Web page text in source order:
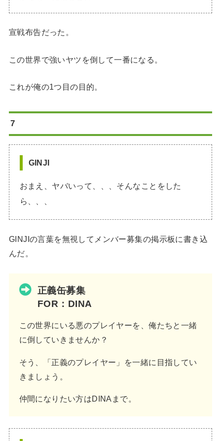
宣戦布告だった。
この世界で強いヤツを倒して一番になる。
これが俺の1つ目の目的。
7
GINJI
おまえ、ヤバいって、、、そんなことをした
ら、、、
GINJIの言葉を無視してメンバー募集の掲示板に書き込
んだ。
正義缶募集
FOR：DINA
この世界にいる悪のプレイヤーを、俺たちと一緒
に倒していきませんか？
そう、「正義のプレイヤー」を一緒に目指してい
きましょう。
仲間になりたい方はDINAまで。